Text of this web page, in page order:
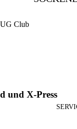
Club
und X-Press